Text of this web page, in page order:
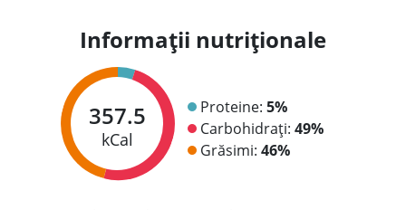
Informații nutriționale
357.5
kCal
Proteine: 5%
Carbohidrați: 49%
Grăsimi: 46%